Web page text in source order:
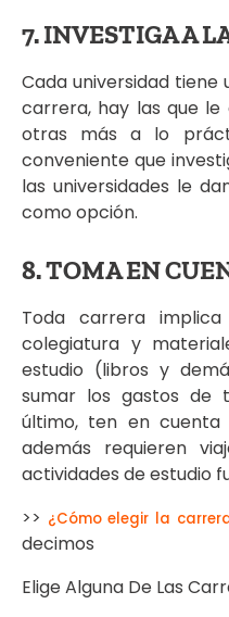
7. INVESTIGA A
Cada universidad
carrera, hay las que
otras más a lo
conveniente que
las universidades le
como opción.
8. TOMA EN
Toda carrera
colegiatura y
estudio (libros y
sumar los gastos de
último, ten en cuenta
además requieren
actividades de estudio
>> ¿Cómo elegir la
decimos
Elige Alguna De Las